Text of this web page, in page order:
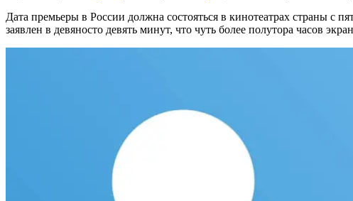
Дата премьеры в России должна состояться в кинотеатрах страны с
заявлен в девяносто девять минут, что чуть более полутора часов